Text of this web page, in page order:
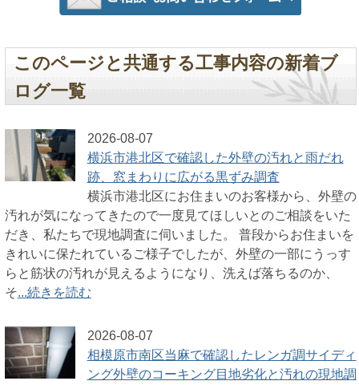
このページと共通する工事内容の新着ブ
ログ一覧
2026-08-07
横浜市港北区で確認した外壁の汚れと雨だれ
跡、窓まわりに広がる黒ずみ調査
横浜市港北区にお住まいのお客様から、外壁の
汚れが気になってきたので一度見てほしいとのご相談をいた
だき、私たちで現地調査に伺いました。 普段からお住まいを
きれいに保たれているご様子でしたが、外壁の一部にうっす
らと筋状の汚れが見えるようになり、洗えば落ちるのか、
そ...続きを読む
2026-08-07
相模原市南区当麻で確認したレンガ調サイディ
ング外壁のコーキング目地劣化と汚れの現地調